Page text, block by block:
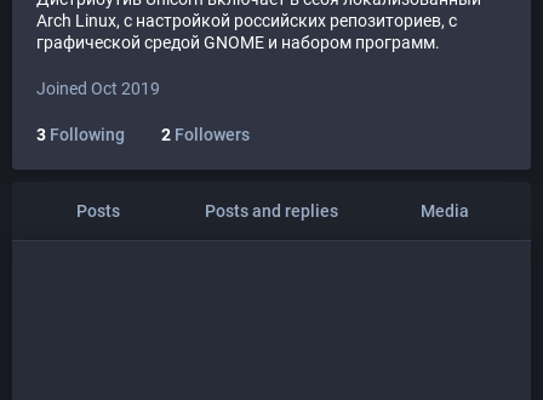
Arch Linux, с настройкой российских репозиториев, с
графической средой GNOME и набором программ.
Joined Oct 2019
3 Following 2 Followers
Posts Posts and replies Media